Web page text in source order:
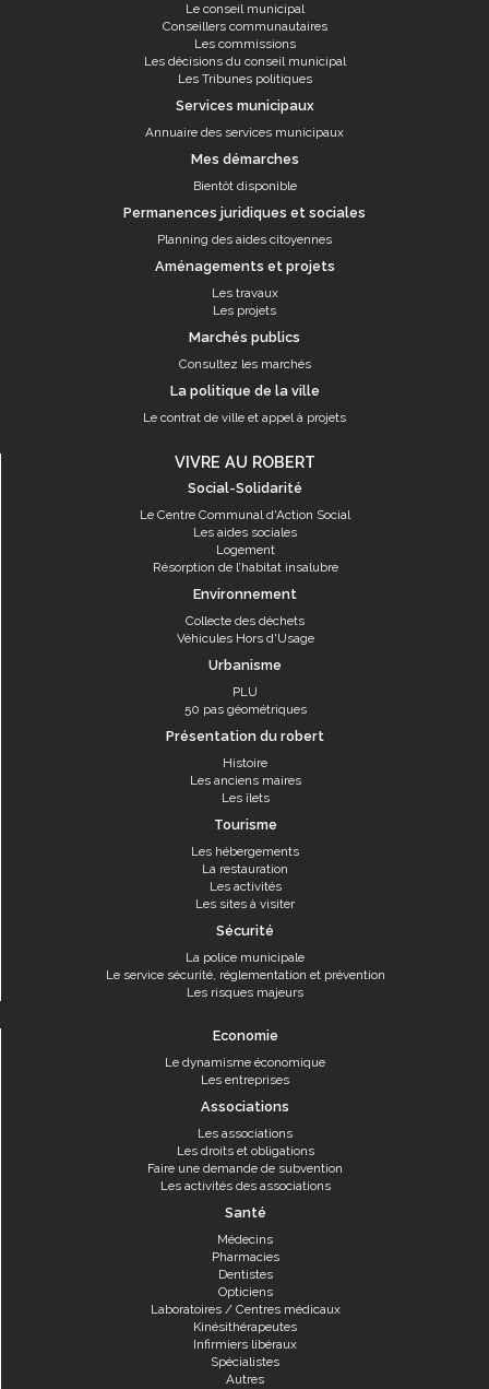
Le conseil municipal
Conseillers communautaires
Les commissions
Les décisions du conseil municipal
Les Tribunes politiques
Services municipaux
Annuaire des services municipaux
Mes démarches
Bientôt disponible
Permanences juridiques et sociales
Planning des aides citoyennes
Aménagements et projets
Les travaux
Les projets
Marchés publics
Consultez les marchés
La politique de la ville
Le contrat de ville et appel à projets
VIVRE AU ROBERT
Social-Solidarité
Le Centre Communal d'Action Social
Les aides sociales
Logement
Résorption de l’habitat insalubre
Environnement
Collecte des déchets
Véhicules Hors d'Usage
Urbanisme
PLU
50 pas géométriques
Présentation du robert
Histoire
Les anciens maires
Les îlets
Tourisme
Les hébergements
La restauration
Les activités
Les sites à visiter
Sécurité
La police municipale
Le service sécurité, réglementation et prévention
Les risques majeurs
Economie
Le dynamisme économique
Les entreprises
Associations
Les associations
Les droits et obligations
Faire une demande de subvention
Les activités des associations
Santé
Médecins
Pharmacies
Dentistes
Opticiens
Laboratoires / Centres médicaux
Kinésithérapeutes
Infirmiers libéraux
Spécialistes
Autres